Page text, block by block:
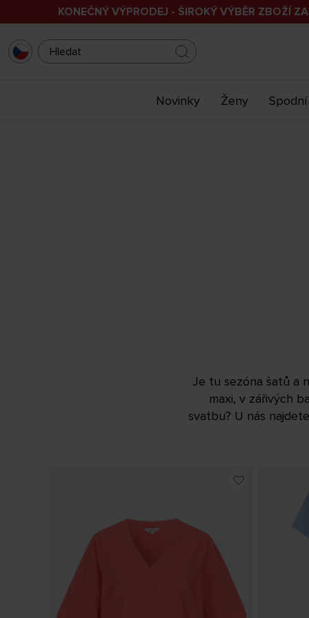
KONEČNÝ VÝPRODEJ - ŠIROKÝ VÝBĚR ZBOŽÍ
Novinky Ženy
Je tu sezóna šatů a
maxi, v zářivých
svatbu? U nás